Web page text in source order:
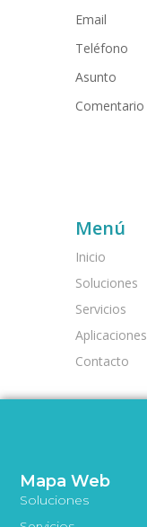
Email
Teléfono
Asunto
Comentario
Menú
Inicio
Soluciones
Servicios
Contacto
Mapa Web
Soluciones